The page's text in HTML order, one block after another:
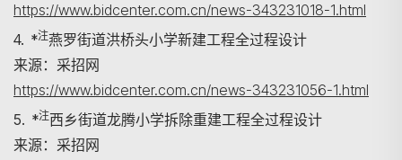
https://www.bidcenter.com.cn/news-343231018-1.html
4. *注燕罗街道洪桥头小学新建工程全过程设计
来源：采招网
https://www.bidcenter.com.cn/news-343231056-1.html
5. *注西乡街道龙腾小学拆除重建工程全过程设计
来源：采招网